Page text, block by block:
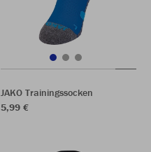
JAKO Trainingssocken
5,99 €